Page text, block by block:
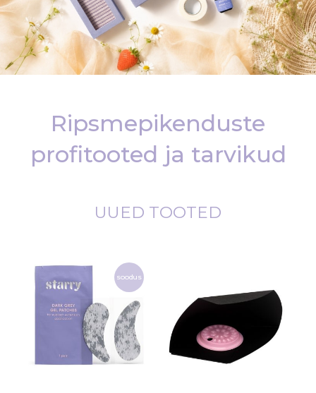
Ripsmepikenduste
profitooted ja tarvikud
UUED TOOTED
soodus